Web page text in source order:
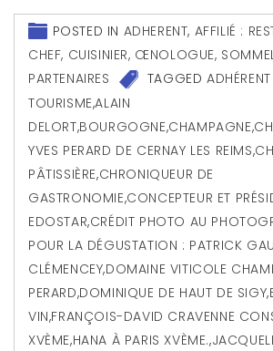
POSTED IN ADHERENT, AFFILIÉ :
CHEF, CUISINIER, ŒNOLOGUE,
PARTENAIRES
TAGGED
TOURISME,ALAIN
DELORT,BOURGOGNE,CHAMPAGNE,
YVES PERARD DE CERNAY LES REIMS,
PÂTISSIÈRE,CHRONIQUEUR DE
GASTRONOMIE,CONCEPTEUR ET
EDOSTAR,CRÉDIT PHOTO AU
POUR LA DÉGUSTATION : PATRICK
CLÉMENCEY,DOMAINE VITICOLE
PERARD,DOMINIQUE DE HAUT DE SIGY,
VIN,FRANÇOIS-DAVID CRAVENNE
XVÈME,HANA À PARIS XVÈME.,